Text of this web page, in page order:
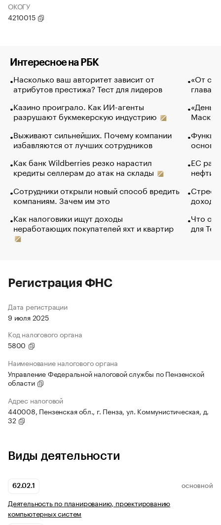
ОКОГУ
4210015
Интересное на РБК
Насколько ваш авторитет зависит от
атрибутов престижа? Тест для лидеров
Казино проиграло. Как ИИ-агенты
разрушают букмекерскую индустрию
Выживают сильнейших. Почему компании
избавляются от лучших сотрудников
Как банк Wildberries резко нарастил
кредиты селлерам до атак на склады
Сотрудники открыли новый способ вредить
компаниям. Зачем им это
Как налоговики ищут доходы
неработающих покупателей яхт и квартир
«От
глава
Маск в
основ
ЕС
нефти
Что
для
Регистрация ФНС
Дата регистрации
9 июля 2025
Код налогового органа
5800
Наименование налогового органа
Управление Федеральной налоговой службы по Пензенской
области
Адрес налоговой
440008, Пензенская обл., г. Пенза, ул. Коммунистическая, д.
32
Виды деятельности
62.02.1 ОСНОВНОЙ
Деятельность по планированию, проектированию
компьютерных систем